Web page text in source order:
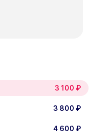
3 100 ₽
3 800 ₽
4 600 ₽